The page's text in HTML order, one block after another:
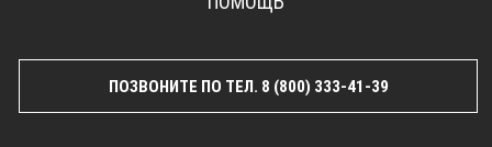
ПОЗВОНИТЕ ПО ТЕЛ. 8 (800) 333-41-39